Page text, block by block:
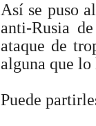
Así se puso
anti-Rusia
ataque de
alguna que lo
Puede